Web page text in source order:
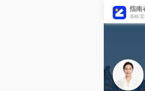
指南
选校/